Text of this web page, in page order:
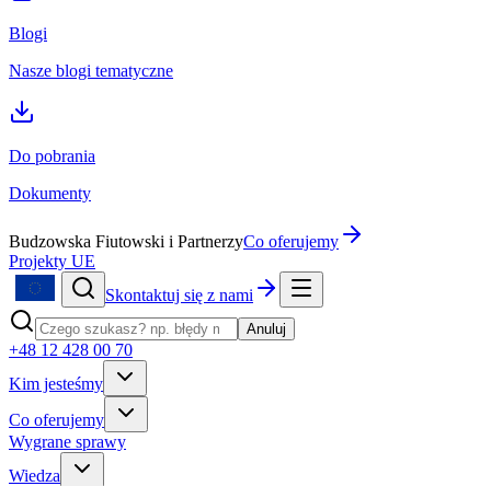
Blogi
Nasze blogi tematyczne
Do pobrania
Dokumenty
Budzowska Fiutowski i PartnerzyCo oferujemy
Projekty UE
Skontaktuj się z nami
Anuluj
+48 12 428 00 70
Kim jesteśmy
Co oferujemy
Wygrane sprawy
Wiedza